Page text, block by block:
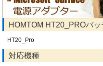
HOMTOM HT20_PROバ
HT20_Pro
対応機種